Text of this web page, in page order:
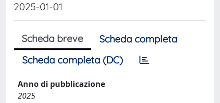
2025-01-01
Scheda breve
Scheda completa
Scheda completa (DC)
Anno di pubblicazione
2025